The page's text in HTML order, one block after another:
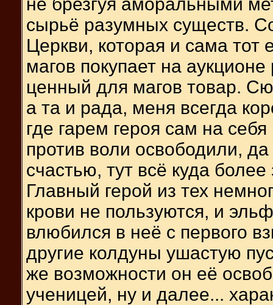
сырьё разумных существ.
Церкви, которая и сама
магов покупает на
ценный для магов товар.
а та и рада, меня всегда
где гарем героя сам на
против воли освободили,
счастью, тут всё куда
Главный герой из тех
крови не пользуются, и
влюбился в неё с первого
другие колдуны ушастую
же возможности он её
ученицей, ну и далее...